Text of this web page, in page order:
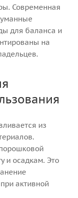
Современная
для баланса и
на
из
и осадкам. Это
активной